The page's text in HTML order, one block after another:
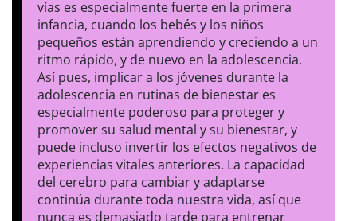
vías es especialmente fuerte en la primera
infancia, cuando los bebés y los niños
pequeños están aprendiendo y creciendo a un
ritmo rápido, y de nuevo en la adolescencia.
Así pues, implicar a los jóvenes durante la
adolescencia en rutinas de bienestar es
especialmente poderoso para proteger y
promover su salud mental y su bienestar, y
puede incluso invertir los efectos negativos de
experiencias vitales anteriores. La capacidad
del cerebro para cambiar y adaptarse
continúa durante toda nuestra vida, así que
nunca es demasiado tarde para entrenar